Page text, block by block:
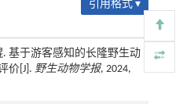
引用格式 ▾
基于游客感知的长隆野生动
价[J]. 野生动物学报, 2024,